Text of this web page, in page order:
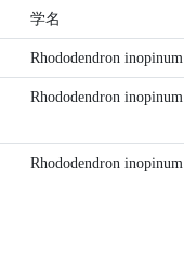
学名
Rhododendron inopinum
Rhododendron inopinum
Rhododendron inopinum